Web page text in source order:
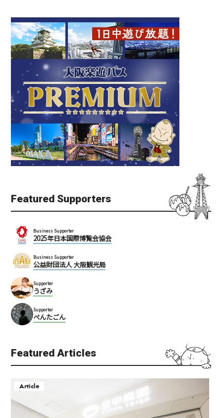
Featured Supporters
Business Supporter
2025年日本国際博覧会協会
Business Supporter
公益財団法人 大阪観光局
Supporter
うざみ
Supporter
ぺんたごん
Featured Articles
Article